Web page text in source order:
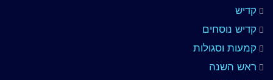
קדיש
קדיש נוסחים
קמעות וסגולות
ראש השנה